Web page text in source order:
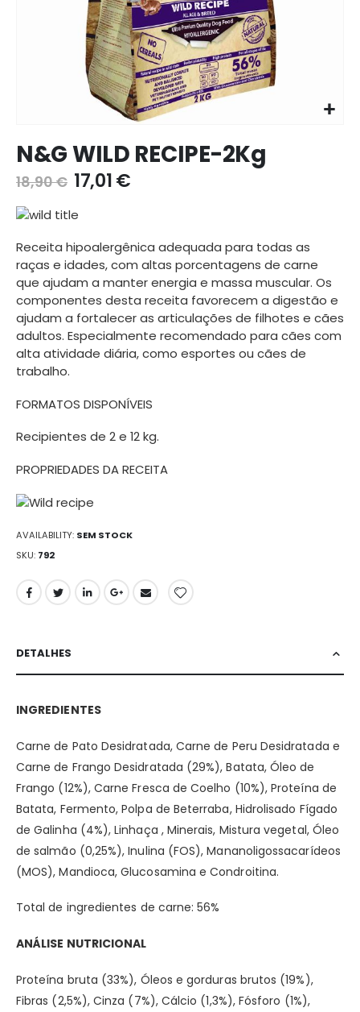
para
o
início
galeria
imagens
N&G WILD RECIPE-2Kg
18,90 € 17,01 €
Receita hipoalergênica adequada para todas as
raças e idades, com altas porcentagens de carne
que ajudam a manter energia e massa muscular. Os
componentes desta receita favorecem a digestão e
ajudam a fortalecer as articulações de filhotes e cães
adultos. Especialmente recomendado para cães com
alta atividade diária, como esportes ou cães de
trabalho.
FORMATOS DISPONÍVEIS
Recipientes de 2 e 12 kg.
PROPRIEDADES DA RECEITA
AVAILABILITY: SEM STOCK
SKU 792
DETALHES
INGREDIENTES
Carne de Pato Desidratada, Carne de Peru Desidratada e
Carne de Frango Desidratada (29%), Batata, Óleo de
Frango (12%), Carne Fresca de Coelho (10%), Proteína de
Batata, Fermento, Polpa de Beterraba, Hidrolisado Fígado
de Galinha (4%), Linhaça , Minerais, Mistura vegetal, Óleo
de salmão (0,25%), Inulina (FOS), Mananoligossacarídeos
(MOS), Mandioca, Glucosamina e Condroitina.
Total de ingredientes de carne: 56%
ANÁLISE NUTRICIONAL
Proteína bruta (33%), Óleos e gorduras brutos (19%),
Fibras (2,5%), Cinza (7%), Cálcio (1,3%), Fósforo (1%),